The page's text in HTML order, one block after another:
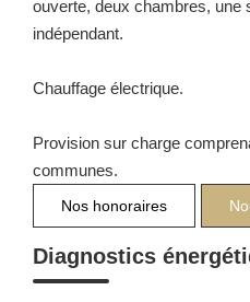
ouverte, deux chambres, une
indépendant.
Chauffage électrique.
Provision sur charge
communes.
Nos honoraires
Diagnostics